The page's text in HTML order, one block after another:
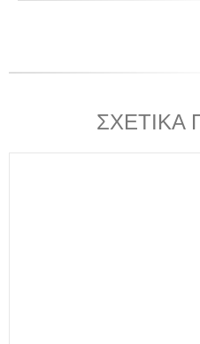
ΣΧΕΤΙΚΑ